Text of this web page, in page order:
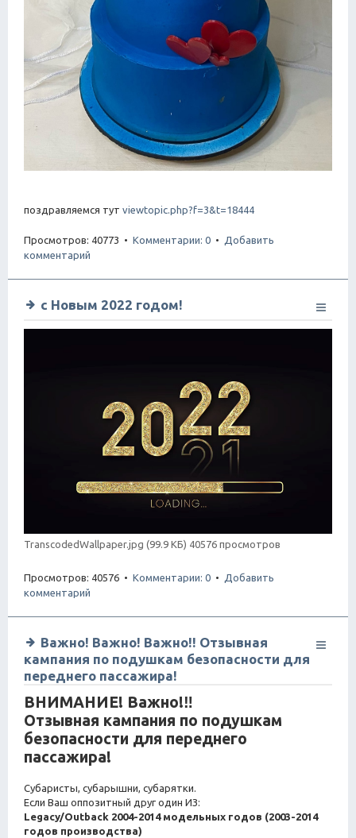
поздравляемся тут viewtopic.php?f=3&t=18444
Просмотров: 40773 • Комментарии: 0 •
Добавить
комментарий
с Новым 2022 годом!
TranscodedWallpaper.jpg (99.9 КБ) 40576 просмотров
Просмотров: 40576 • Комментарии: 0 •
Добавить
комментарий
Важно! Важно! Важно!! Отзывная
кампания по подушкам безопасности для
переднего пассажира!
ВНИМАНИЕ! Важно!‼
Отзывная кампания по подушкам
безопасности для переднего
пассажира!
Субаристы, субарышни, субарятки.
Если Ваш оппозитный друг один ИЗ:
Legacy/Outback 2004-2014 модельных годов (2003-2014
годов производства)